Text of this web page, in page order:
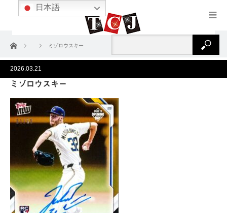
ホーム ミゾロウスキー
2026.03.21
ミゾロウスキー
日本語